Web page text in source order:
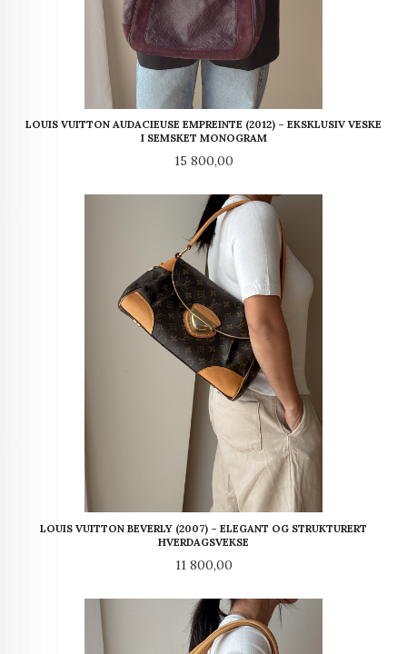
LOUIS VUITTON AUDACIEUSE EMPREINTE (2012) – EKSKLUSIV VESKE
I SEMSKET MONOGRAM
Pris
15 800,00
LOUIS VUITTON BEVERLY (2007) – ELEGANT OG STRUKTURERT
HVERDAGSVEKSE
Pris
11 800,00